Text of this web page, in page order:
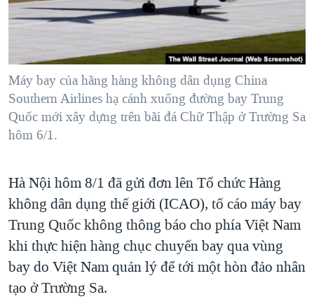
"Tìm"NGƯỜI VIỆT HẢI NGOẠI
KINH TẾ
KHOA HỌC
SỨC KHOẺ
VĂN HOÁ
GIÁO DỤC
TẠI
MỘT NĂM CHIẾN TRANH TẠI DẢI GAZA
GIẢI MÃ VÀNH ĐAI & CON ĐƯỜNG
NGÀY TỊ NẠN THẾ GIỚI
TRỊNH VĨNH BÌNH - NGƯỜI HẠ 'BÊN THẮNG CUỘC'
CHI PHÍ CHIẾN TRANH AFGHANISTAN
CÁC GIÁ TRỊ CỘNG HÒA Ở VIỆT NAM
THƯỢNG ĐỈNH TRUMP-KIM TẠI VIỆT NAM
TRỊNH VĨNH BÌNH VS. CHÍNH PHỦ VIỆT NAM
NGƯ DÂN VIỆT VÀ LÀN SÓNG TRỘM HẢI SÂM
VIDEO
MẠNG XÃ HỘI
Ngôn ngữ khác
Máy bay của hãng hàng không dân dụng China
Southern Airlines hạ cánh xuống đường bay Trung
Quốc mới xây dựng trên bãi đá Chữ Thập ở Trường Sa
hôm 6/1.
Hà Nội hôm 8/1 đã gửi đơn lên Tổ chức Hàng
không dân dụng thế giới (ICAO), tố cáo máy bay
Trung Quốc không thông báo cho phía Việt Nam
khi thực hiện hàng chục chuyến bay qua vùng
bay do Việt Nam quản lý để tới một hòn đảo nhân
tạo ở Trường Sa.